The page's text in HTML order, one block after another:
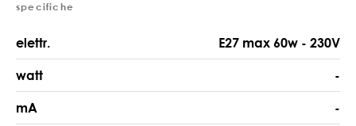
specifiche
elettr. E27 max 60w - 230V
watt -
mA -